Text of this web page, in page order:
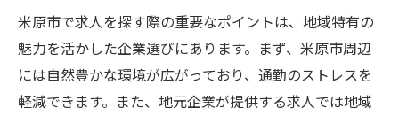
米原市で求人を探す際の重要なポイントは、地域特有の
魅力を活かした企業選びにあります。まず、米原市周辺
には自然豊かな環境が広がっており、通勤のストレスを
軽減できます。また、地元企業が提供する求人では地域